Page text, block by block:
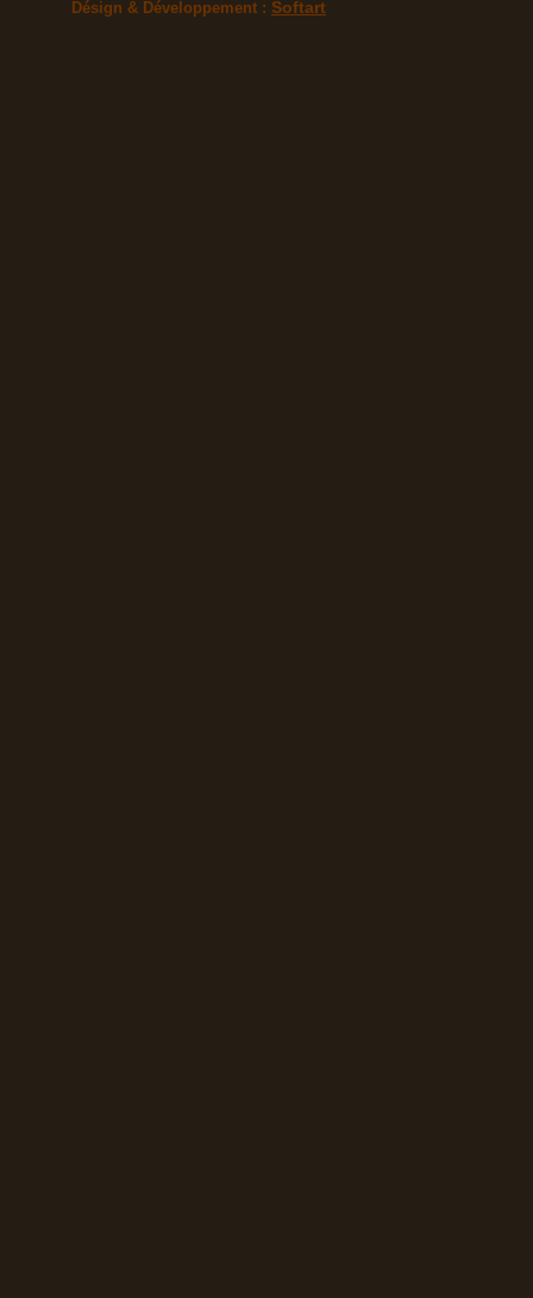
Désign & Développement : Softart